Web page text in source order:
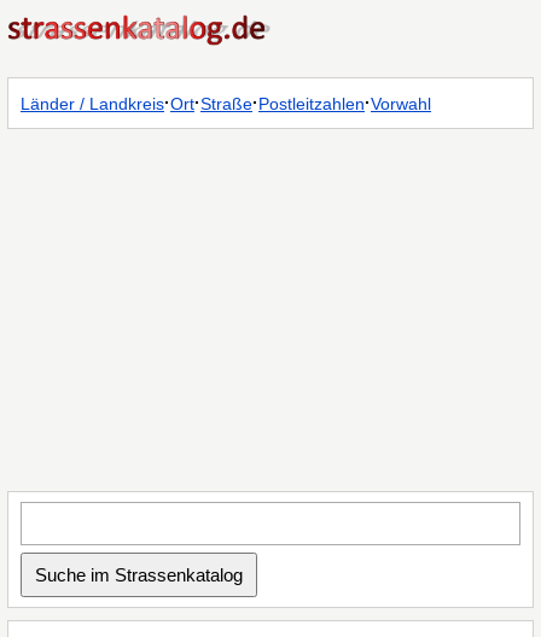
Länder / Landkreis·Ort·Straße·Postleitzahlen·Vorwahl